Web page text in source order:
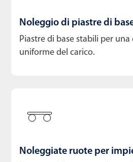
Noleggio di piastre di
Piastre di base stabili per
uniforme del carico.
Noleggiate ruote per